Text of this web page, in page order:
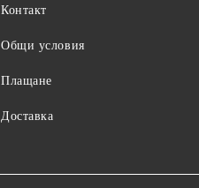
Контакт
Общи условия
Плащане
Доставка